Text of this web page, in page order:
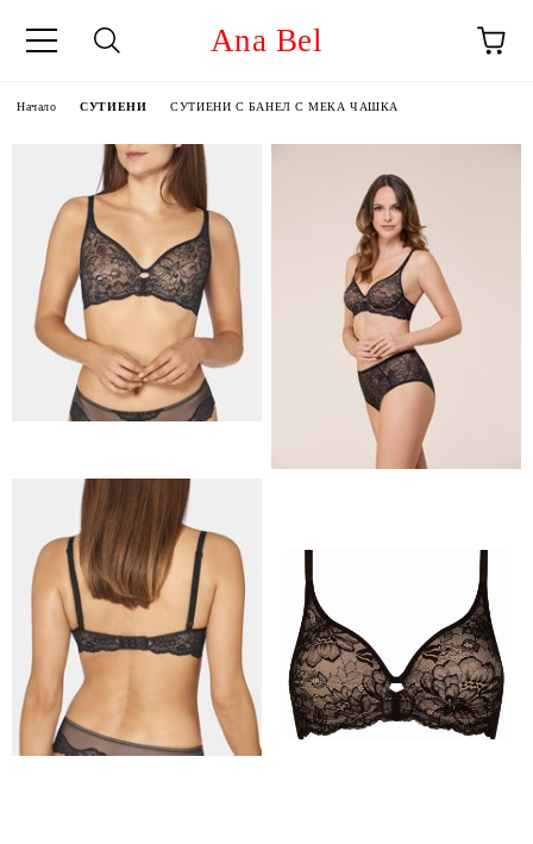
Ana Bel
Начало СУТИЕНИ СУТИЕНИ С БАНЕЛ С МЕКА ЧАШКА